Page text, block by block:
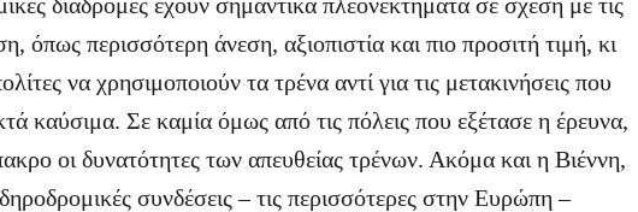
όπως περισσότερη άνεση, αξιοπιστία και πιο προσιτή τιμή, κι
να χρησιμοποιούν τα τρένα αντί για τις μετακινήσεις που
καύσιμα. Σε καμία όμως από τις πόλεις που εξέτασε η έρευνα,
οι δυνατότητες των απευθείας τρένων. Ακόμα και η Βιέννη,
συνδέσεις – τις περισσότερες στην Ευρώπη –